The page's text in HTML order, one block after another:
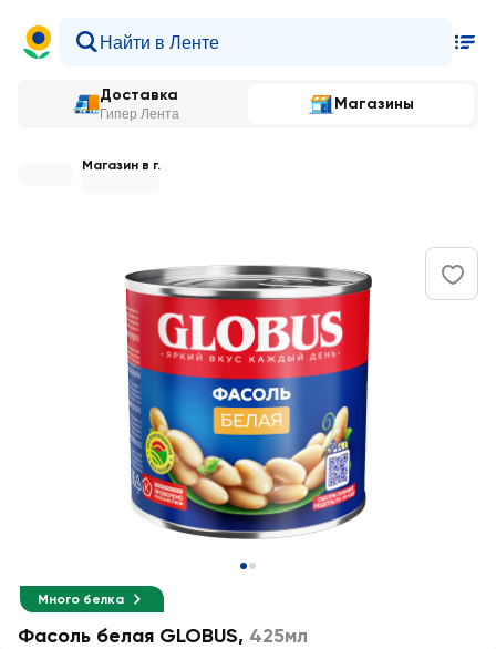
Доставка
Гипер Лента
Магазины
Магазин в г.
Много белка
Фасоль белая GLOBUS, 425мл